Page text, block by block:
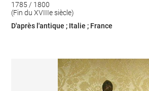
1785 / 1800
(Fin du XVIIIe siècle)
D'après l'antique ; Italie ; France